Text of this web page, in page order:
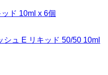
ド 10ml x 6個